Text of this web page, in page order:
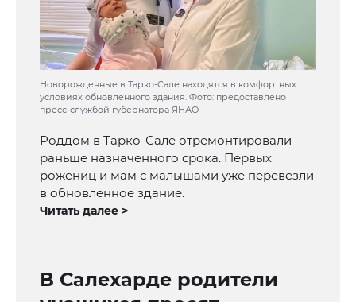
Новорожденные в Тарко-Сале находятся в комфортных
условиях обновленного здания. Фото: предоставлено
пресс-службой губернатора ЯНАО
Роддом в Тарко-Сале отремонтировали
раньше назначенного срока. Первых
рожениц и мам с малышами уже перевезли
в обновленное здание.
Читать далее >
В Салехарде родители